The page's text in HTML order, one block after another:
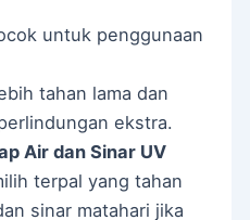
untuk penggunaan
tahan lama dan
ekstra.
Air dan Sinar UV
terpal yang tahan
sinar matahari jika